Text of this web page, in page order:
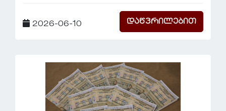
2026-06-10 დაწვრილებით